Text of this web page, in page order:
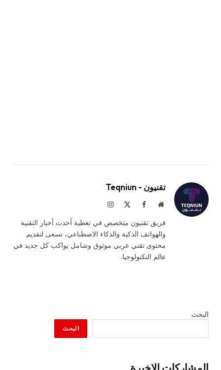
تقنيون - Teqniun
موقعفيسبوك الانستغرام
فريق تقنيون متخصص في تغطية أحدث أخبار التقنية
والهواتف الذكية والذكاء الاصطناعي، نسعى لتقديم
محتوى تقني عربي موثوق وشامل يواكب كل جديد في
عالم التكنولوجيا.
البحث
البحث